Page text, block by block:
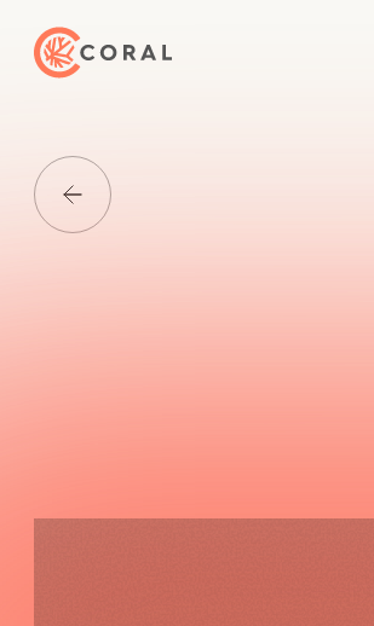
トップページへ戻る
Media一覧に戻る